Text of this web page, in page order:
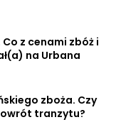
z cenami zbóż i
na Urbana
zboża. Czy
tranzytu?